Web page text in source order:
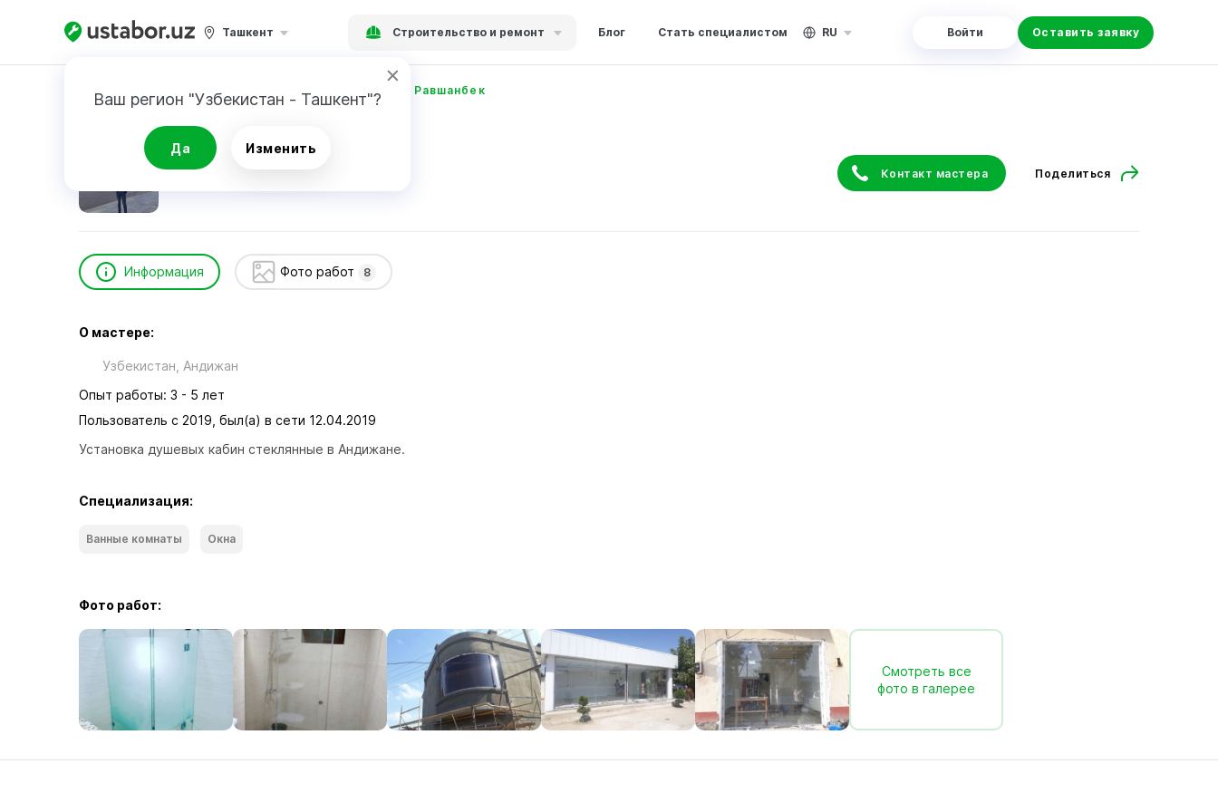
Ташкент Строительство и ремонт Блог Стать специалистом RU Войти Оставить заявку
Ваш регион "Узбекистан - Ташкент"?
Да Изменить
Главная Строительство и ремонт Мирзаев Равшанбек
Мирзаев Равшанбек
Контакт мастера Поделиться
Информация Фото работ 8
О мастере:
Узбекистан, Андижан
Опыт работы: 3 - 5 лет
Пользователь с 2019, был(а) в сети 12.04.2019
Установка душевых кабин стеклянные в Андижане.
Специализация:
Ванные комнаты Окна
Фото работ:
Смотреть все
фото в галерее